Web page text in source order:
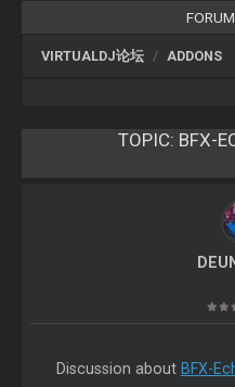
VIRTUALDJ论坛 ADDONS
TOPIC: BFX-
Discussion about BFX-